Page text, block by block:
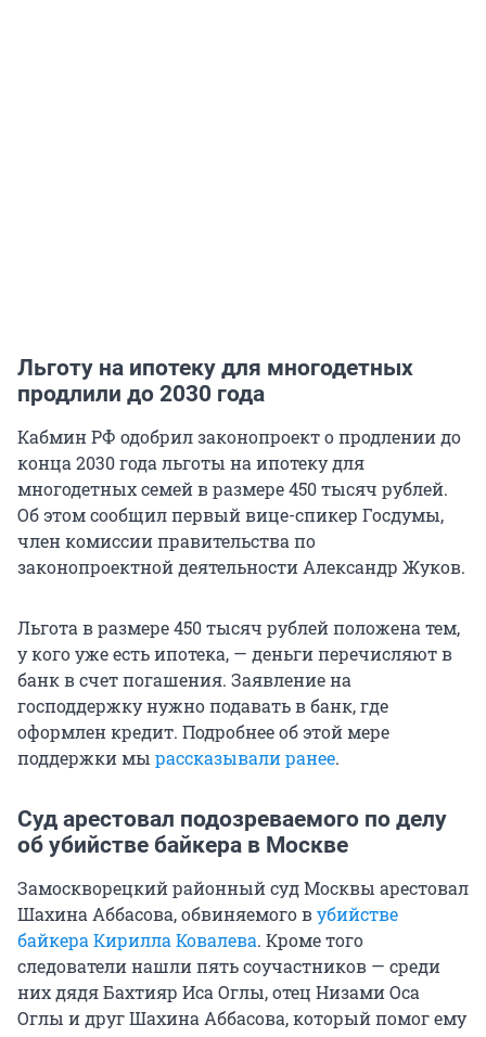
Льготу на ипотеку для многодетных
продлили до 2030 года
Кабмин РФ одобрил законопроект о продлении до
конца 2030 года льготы на ипотеку для
многодетных семей в размере 450 тысяч рублей.
Об этом сообщил первый вице-спикер Госдумы,
член комиссии правительства по
законопроектной деятельности Александр Жуков.
Льгота в размере 450 тысяч рублей положена тем,
у кого уже есть ипотека, — деньги перечисляют в
банк в счет погашения. Заявление на
господдержку нужно подавать в банк, где
оформлен кредит. Подробнее об этой мере
поддержки мы рассказывали ранее.
Суд арестовал подозреваемого по делу
об убийстве байкера в Москве
Замоскворецкий районный суд Москвы арестовал
Шахина Аббасова, обвиняемого вубийстве
байкера Кирилла Ковалева. Кроме того
следователи нашли пять соучастников — среди
них дядя Бахтияр Иса Оглы, отец Низами Оса
Оглы и друг Шахина Аббасова, который помог ему